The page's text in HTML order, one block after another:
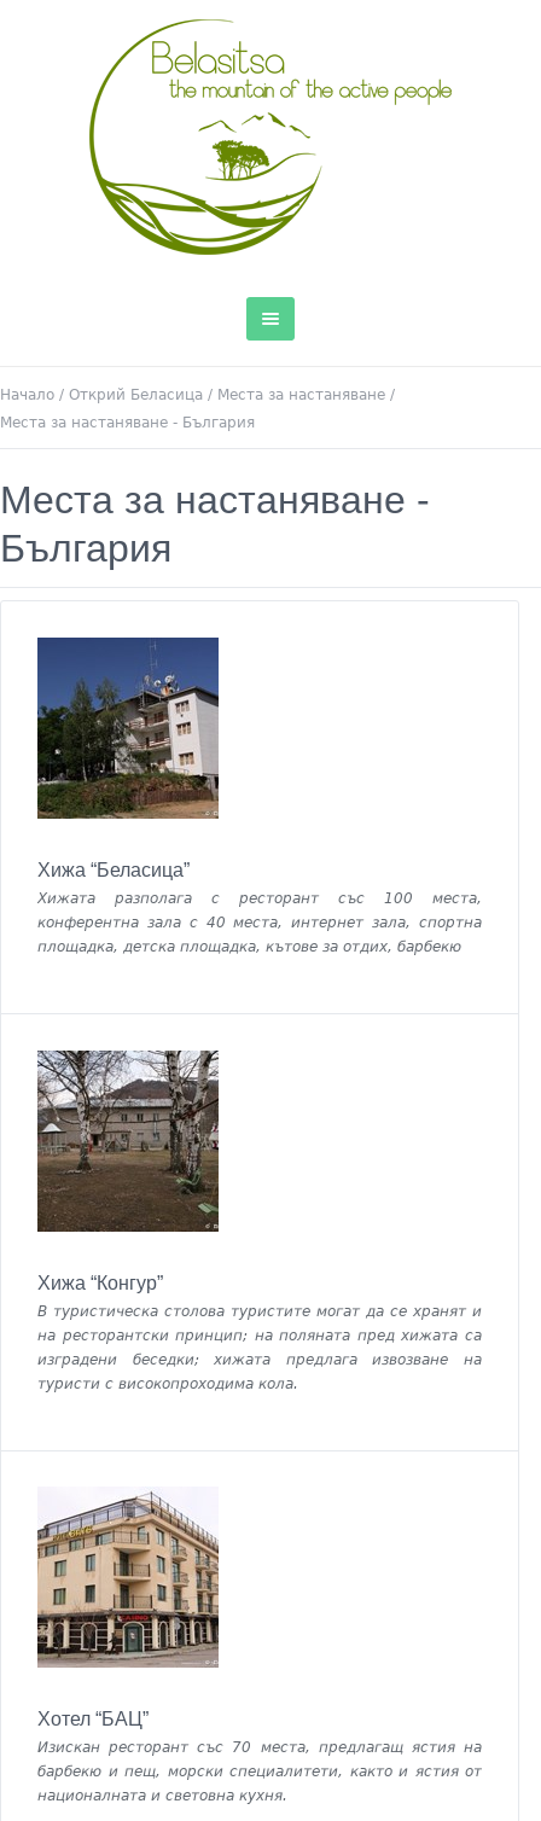
Начало / Открий Беласица / Места за настаняване /
Места за настаняване - България
Места за настаняване -
България
Хижа “Беласица”
Хижата разполага с ресторант със 100 места,
конферентна зала с 40 места, интернет зала, спортна
площадка, детска площадка, кътове за отдих, барбекю
Хижа “Конгур”
В туристическа столова туристите могат да се хранят и
на ресторантски принцип; на поляната пред хижата са
изградени беседки; хижата предлага извозване на
туристи с високопроходима кола.
Хотел “БАЦ”
Изискан ресторант със 70 места, предлагащ ястия на
барбекю и пещ, морски специалитети, както и ястия от
националната и световна кухня.